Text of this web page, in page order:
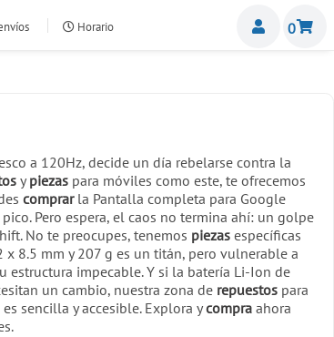
Horario 0
a 120Hz, decide un día rebelarse contra la
ypiezas para móviles como este, te ofrecemos
comprarla Pantalla completa para Google
Pero espera, el caos no termina ahí: un golpe
No te preocupes, tenemos piezas específicas
x 8.5 mm y 207 g es un titán, pero vulnerable a
estructura impecable. Y si la batería Li-Ion de
un cambio, nuestra zona de repuestos para
es sencilla y accesible. Explora ycompra ahora